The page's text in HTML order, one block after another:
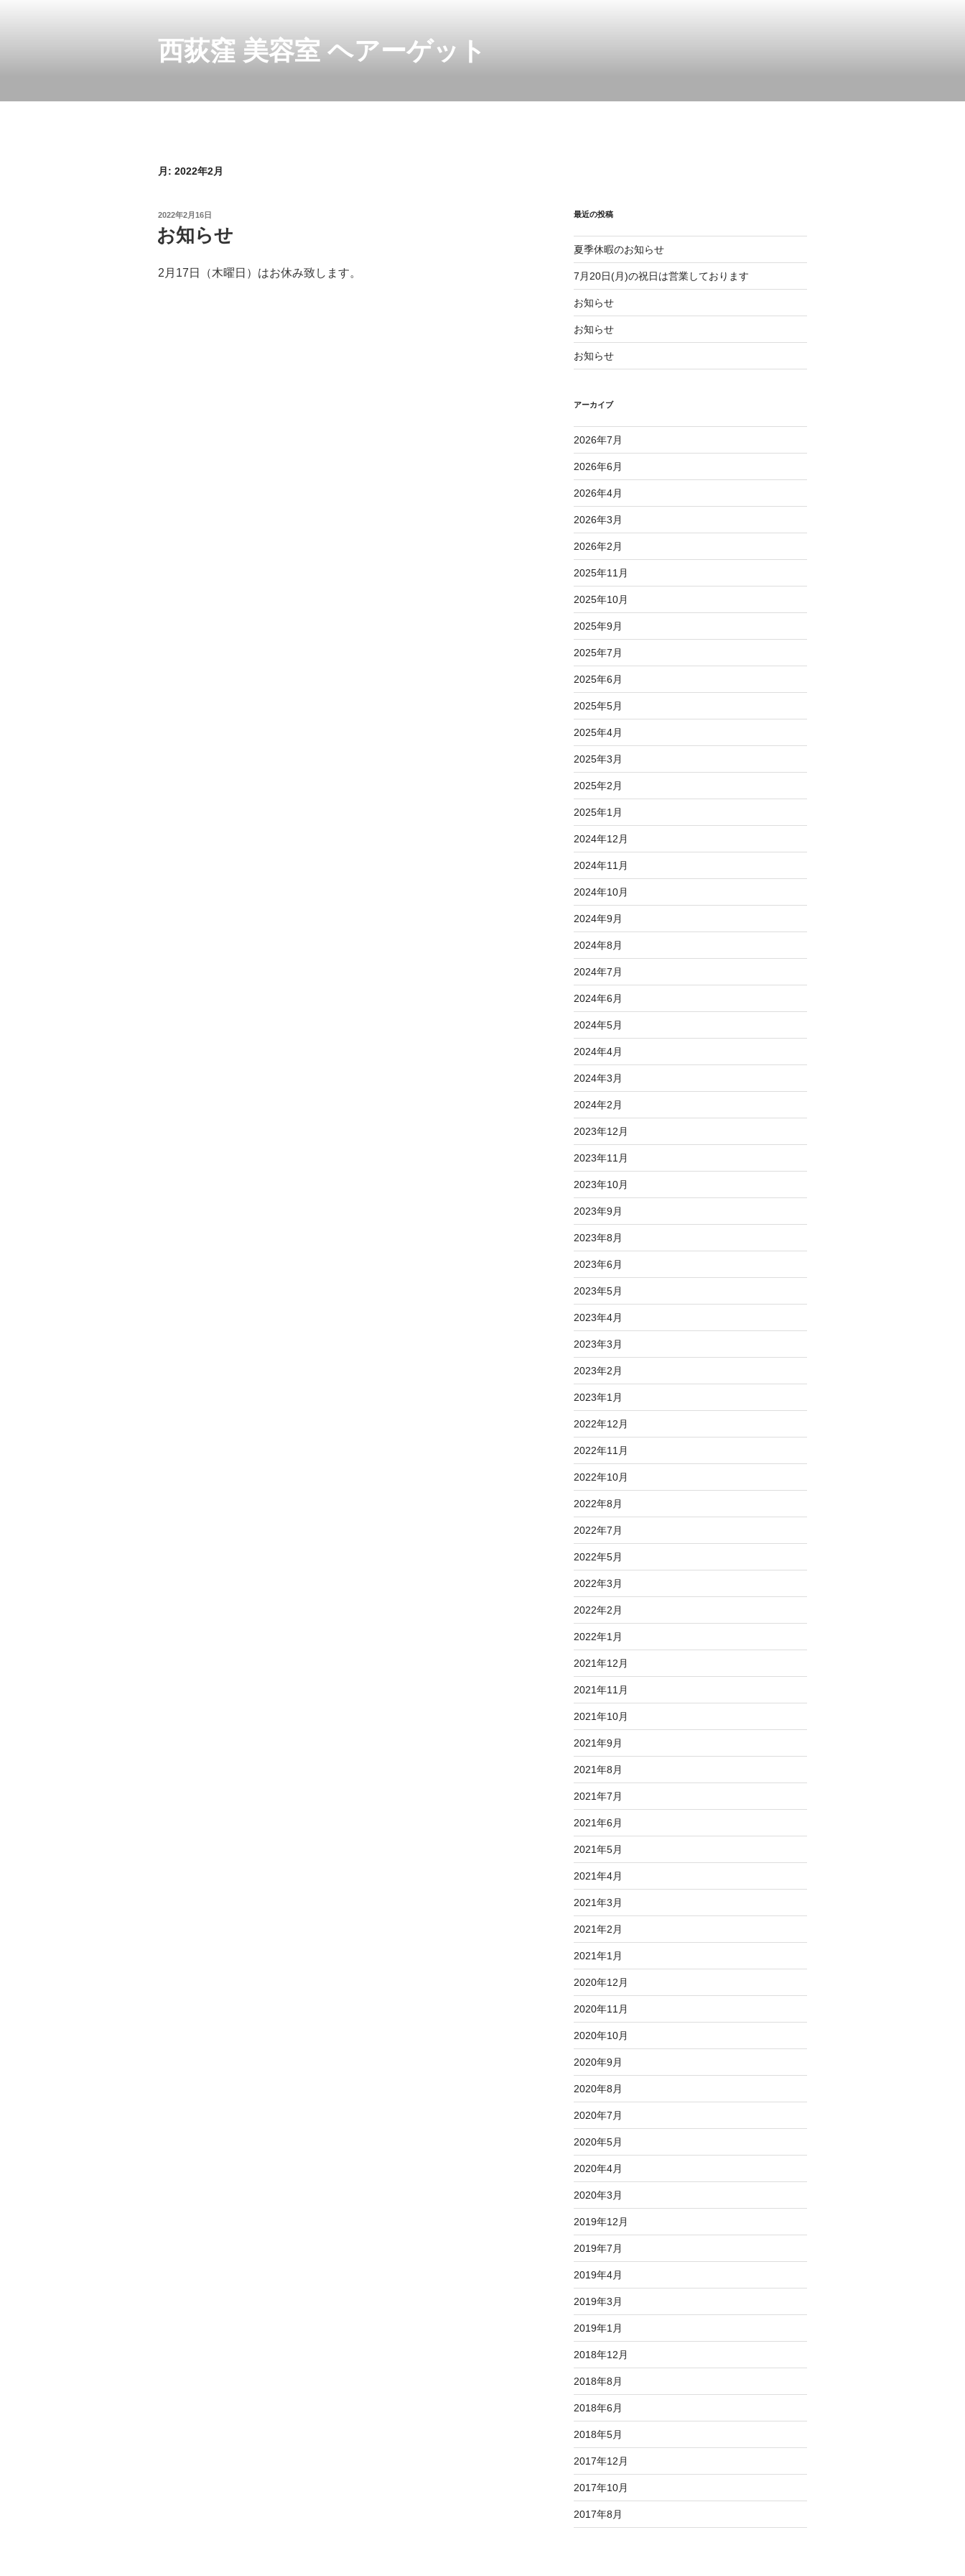
西荻窪 美容室 ヘアーゲット
月: 2022年2月
投
稿
日:
2022年2月16日
お知らせ
2月17日（木曜日）はお休み致します。
最近の投稿
夏季休暇のお知らせ
7月20日(月)の祝日は営業しております
お知らせ
お知らせ
お知らせ
アーカイブ
2026年7月
2026年6月
2026年4月
2026年3月
2026年2月
2025年11月
2025年10月
2025年9月
2025年7月
2025年6月
2025年5月
2025年4月
2025年3月
2025年2月
2025年1月
2024年12月
2024年11月
2024年10月
2024年9月
2024年8月
2024年7月
2024年6月
2024年5月
2024年4月
2024年3月
2024年2月
2023年12月
2023年11月
2023年10月
2023年9月
2023年8月
2023年6月
2023年5月
2023年4月
2023年3月
2023年2月
2023年1月
2022年12月
2022年11月
2022年10月
2022年8月
2022年7月
2022年5月
2022年3月
2022年2月
2022年1月
2021年12月
2021年11月
2021年10月
2021年9月
2021年8月
2021年7月
2021年6月
2021年5月
2021年4月
2021年3月
2021年2月
2021年1月
2020年12月
2020年11月
2020年10月
2020年9月
2020年8月
2020年7月
2020年5月
2020年4月
2020年3月
2019年12月
2019年7月
2019年4月
2019年3月
2019年1月
2018年12月
2018年8月
2018年6月
2018年5月
2017年12月
2017年10月
2017年8月